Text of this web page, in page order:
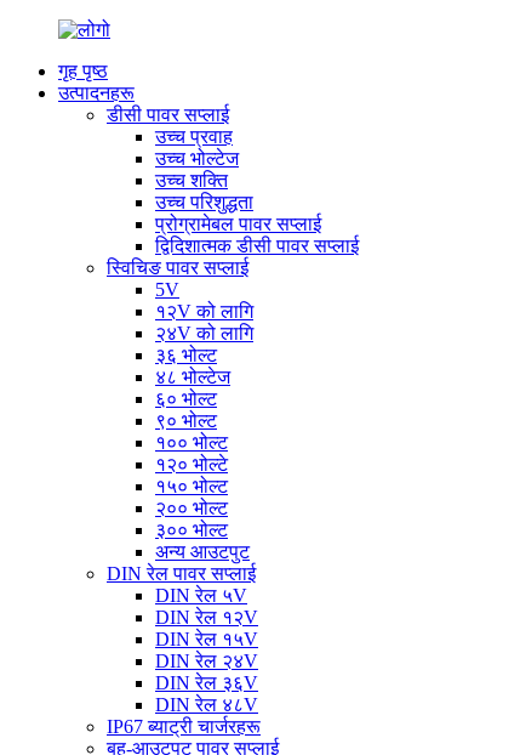
गृह पृष्ठ
उत्पादनहरू
डीसी पावर सप्लाई
उच्च प्रवाह
उच्च भोल्टेज
उच्च शक्ति
उच्च परिशुद्धता
प्रोग्रामेबल पावर सप्लाई
द्विदिशात्मक डीसी पावर सप्लाई
स्विचिङ पावर सप्लाई
5V
१२V को लागि
२४V को लागि
३६ भोल्ट
४८ भोल्टेज
६० भोल्ट
९० भोल्ट
१०० भोल्ट
१२० भोल्टे
१५० भोल्ट
२०० भोल्ट
३०० भोल्ट
अन्य आउटपुट
DIN रेल पावर सप्लाई
DIN रेल ५V
DIN रेल १२V
DIN रेल १५V
DIN रेल २४V
DIN रेल ३६V
DIN रेल ४८V
IP67 ब्याट्री चार्जरहरू
बहु-आउटपुट पावर सप्लाई